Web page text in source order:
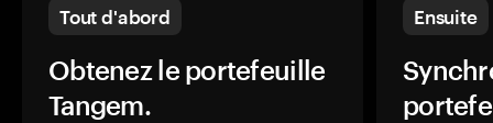
Tout d'abord
Obtenez le portefeuille
Tangem.
Ensuite